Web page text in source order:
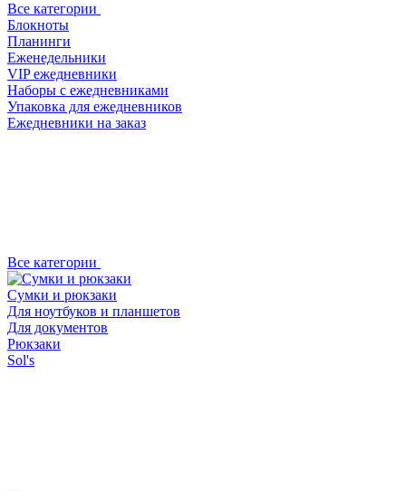
Все категории
Блокноты
Планинги
Еженедельники
VIP ежедневники
Наборы с ежедневниками
Упаковка для ежедневников
Ежедневники на заказ
Все категории
Сумки и рюкзаки
Для ноутбуков и планшетов
Для документов
Рюкзаки
Sol's